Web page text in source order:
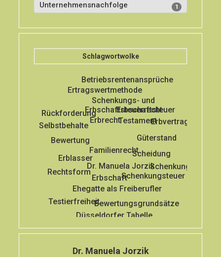
1
Unternehmensnachfolge
Schlagwortwolke
Familienrecht
Erbrecht
Dr. Manuela Jorzik
Testament
Erbschaft
Scheidung
Schenkungs- und
Erbschaftsteuerrecht
Erblasser
Schenkungsteuer
Erbschaftsteuer
Bewertung
Ehegatte als Freiberufler
Ertragswertmethode
Bewertungsgrundsätze
Düsseldorfer Tabelle
Selbstbehalte
Rechtsform
Betriebsrentenansprüche
Rückforderung
Güterstand
Testierfreiheit
Schenkung
Erbvertrag
Dr. Manuela Jorzik